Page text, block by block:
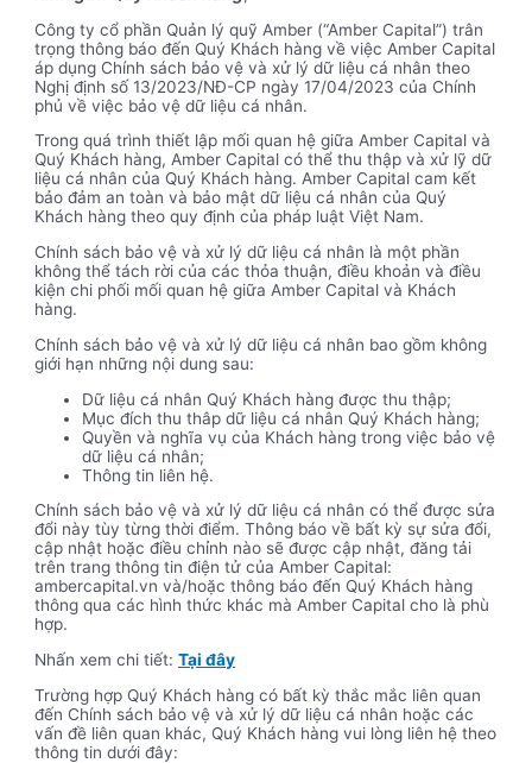
Công ty cổ phần Quản lý quỹ Amber (“Amber Capital”) trân
trọng thông báo đến Quý Khách hàng về việc Amber Capital
áp dụng Chính sách bảo vệ và xử lý dữ liệu cá nhân theo
Nghị định số 13/2023/NĐ-CP ngày 17/04/2023 của Chính
phủ về việc bảo vệ dữ liệu cá nhân.
Trong quá trình thiết lập mối quan hệ giữa Amber Capital và
Quý Khách hàng, Amber Capital có thể thu thập và xử lỹ dữ
liệu cá nhân của Quý Khách hàng. Amber Capital cam kết
bảo đảm an toàn và bảo mật dữ liệu cá nhân của Quý
Khách hàng theo quy định của pháp luật Việt Nam.
Chính sách bảo vệ và xử lý dữ liệu cá nhân là một phần
không thể tách rời của các thỏa thuận, điều khoản và điều
kiện chi phối mối quan hệ giữa Amber Capital và Khách
hàng.
Chính sách bảo vệ và xử lý dữ liệu cá nhân bao gồm không
giới hạn những nội dung sau:
Dữ liệu cá nhân Quý Khách hàng được thu thập;
Mục đích thu thâp dữ liệu cá nhân Quý Khách hàng;
Quyền và nghĩa vụ của Khách hàng trong việc bảo vệ
dữ liệu cá nhân;
Thông tin liên hệ.
Chính sách bảo vệ và xử lý dữ liệu cá nhân có thể được sửa
đổi này tùy từng thời điểm. Thông báo về bất kỳ sự sửa đổi,
cập nhật hoặc điều chỉnh nào sẽ được cập nhật, đăng tải
trên trang thông tin điện tử của Amber Capital:
ambercapital.vn và/hoặc thông báo đến Quý Khách hàng
thông qua các hình thức khác mà Amber Capital cho là phù
hợp.
Nhấn xem chi tiết:Tại đây
Trường hợp Quý Khách hàng có bất kỳ thắc mắc liên quan
đến Chính sách bảo vệ và xử lý dữ liệu cá nhân hoặc các
vấn đề liên quan khác, Quý Khách hàng vui lòng liên hệ theo
thông tin dưới đây: